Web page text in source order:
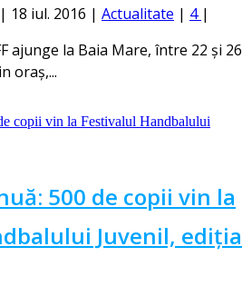
| 18 iul. 2016 | Actualitate | 4 |
ajunge la Baia Mare, între 22 și 26
oraș,...
500 de copii vin la
Juvenil, ediția